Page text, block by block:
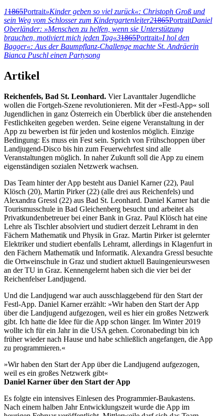
11865Portrait»Kinder geben so viel zurück«: Christoph Groß und
sein Weg vom Schlosser zum Kindergartenleiter21865PortraitDaniel
Oberländer: »Menschen zu helfen, wenn sie Unterstützung
brauchen, motiviert mich jeden Tag«31865Portrait»I hol den
Bagger«: Aus der Baumpflanz-Challenge machte St. Andräerin
Bianca Puschl einen Partysong
Artikel
Reichenfels, Bad St. Leonhard. Vier Lavanttaler Jugendliche
wollen die Fortgeh-Szene revolutionieren. Mit der »Festl-App« soll
Jugendlichen in ganz Österreich ein Überblick über die anstehenden
Festlichkeiten gegeben werden. Seine eigene Veranstaltung in der
App zu bewerben ist für jeden und kostenlos möglich. Einzige
Bedingung: Es muss ein Fest sein. Sprich von Frühschoppen über
Landjugend-Disco bis hin zum Feuerwehrfest sind alle
Veranstaltungen möglich. In naher Zukunft soll die App zu einem
eigenständigen sozialen Netzwerk wachsen.
Das Team hinter der App besteht aus Daniel Karner (22), Paul
Klösch (20), Martin Pirker (22) (alle drei aus Reichenfels) und
Alexandra Gressl (22) aus Bad St. Leonhard. Daniel Karner hat die
Tourismusschule in Bad Gleichenberg besucht und arbeitet als
Privatkundenbetreuer bei einer Bank in Graz. Paul Klösch hat eine
Lehre als Tischler absolviert und studiert derzeit Lehramt in den
Fächern Mathematik und Physik in Graz. Martin Pirker ist gelernter
Elektriker und studiert ebenfalls Lehramt, allerdings in Klagenfurt in
den Fächern Mathematik und Informatik. Alexandra Gressl besuchte
die Ortweinschule in Graz und studiert aktuell Bauingenieurswesen
an der TU in Graz. Kennengelernt haben sich die vier bei der
Reichenfelser Landjugend.
Und die Landjugend war auch ausschlaggebend für den Start der
Festl-App. Daniel Karner erzählt: »Wir haben den Start der App
über die Landjugend aufgezogen, weil es hier ein großes Netzwerk
gibt. Ich hatte die Idee für die App schon länger. Im Winter 2019
wollte ich für ein Jahr in die USA gehen. Coronabedingt bin ich
früher wieder nach Hause und habe schließlich angefangen, die App
zu programmieren.«
»Wir haben den Start der App über die Landjugend aufgezogen,
weil es ein großes Netzwerk gibt«
Daniel Karner über den Start der App
Es folgte ein intensives Einlesen des Programmier-Baukastens.
Nach einem halben Jahr Entwicklungszeit wurde die App im